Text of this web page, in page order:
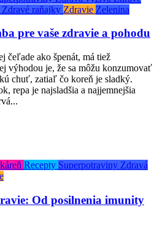
Zdravé raňajky Zdravie Zelenina
pre vaše zdravie a pohodu
čeľade ako špenát, má tiež
výhodou je, že sa môžu konzumovať
chuť, zatiaľ čo koreň je sladký.
repa je najsladšia a najjemnejšia
Recepty Superpotraviny Zdravá
Od posilnenia imunity